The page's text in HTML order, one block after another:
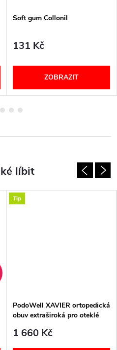
Soft gum Collonil
131 Kč
ZOBRAZIT
Tip
PodoWell XAVIER ortopedická
obuv extraširoká pro oteklé
1 660 Kč